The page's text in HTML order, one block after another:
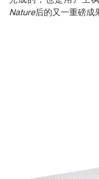
Nature后的又一重磅成